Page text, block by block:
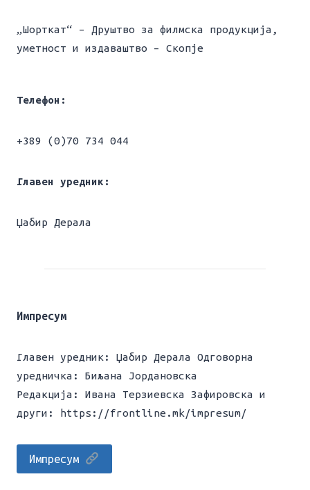
„Шорткат“ – Друштво за филмска продукција,
уметност и издаваштво – Скопје
Телефон:
+389 (0)70 734 044
Главен уредник:
Џабир Дерала
Импресум
Главен уредник: Џабир Дерала Одговорна
уредничка: Биљана Јордановска
Редакција: Ивана Терзиевска Зафировска и
други: https://frontline.mk/impresum/
Импресум